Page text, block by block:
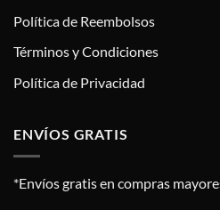
Política de Reembolsos
Términos y Condiciones
Política de Privacidad
ENVÍOS GRATIS
*Envíos gratis en compras